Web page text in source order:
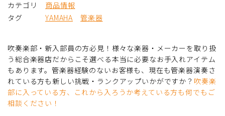
カテゴリ
商品情報
タグ
YAMAHA 管楽器
吹奏楽部・新入部員の方必見！様々な楽器・メーカーを取り扱
う総合楽器店だからこそ選べる本当に必要なお手入れアイテム
もあります。管楽器経験のないお客様も、現在も管楽器演奏さ
れている方も新しい挑戦・ランクアップいかがですか？ 吹奏楽
部に入っている方、これから入ろうか考えている方も何でもご
相談ください！